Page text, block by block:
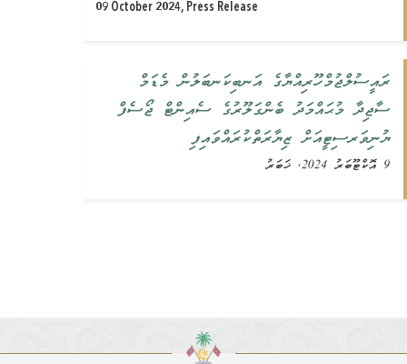
09 October 2024, Press Release
ރައީސުލްޖުމްހޫރިއްޔާގެ އަނބިކަނބަލުން މެޑަމް
ސާޖިދާ މުޙައްމަދު ބެންގަލޫރުގެ ސެއިންޓް ޖޯސެފް
ޔުނިވަރސިޓީއަށް ޒިޔާރަތްކުރައްވައިފި